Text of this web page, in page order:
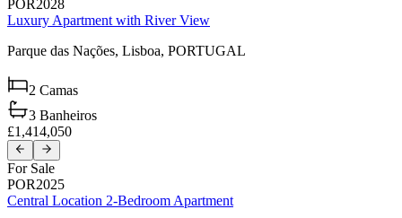
POR2028
Luxury Apartment with River View
Parque das Nações, Lisboa, PORTUGAL
2 Camas
3 Banheiros
£1,414,050
For Sale
POR2025
Central Location 2-Bedroom Apartment